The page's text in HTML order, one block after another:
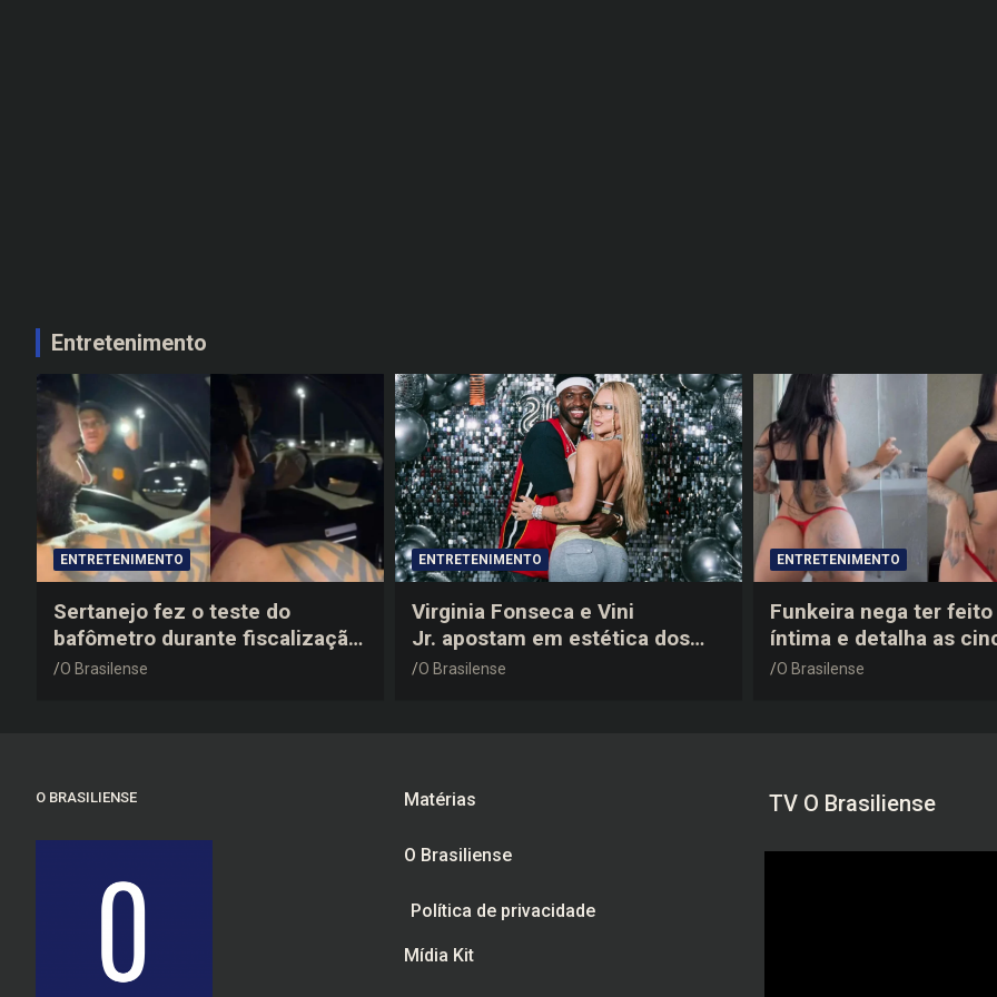
Entretenimento
ENTRETENIMENTO
Sertanejo fez o teste do
bafômetro durante fiscalização
na estrada, deu resultado
O Brasilense
ENTRETENIMENTO
Virginia Fonseca e Vini
Jr. apostam em estética dos
anos 2000 em festa de
O Brasilense
ENTRETENIMENTO
Funkeira nega ter
íntima e detalha as
plásticas que realizou
O Brasilense
O BRASILIENSE Matérias
O Brasiliense
Política de privacidade
Mídia Kit
TV O Brasiliense